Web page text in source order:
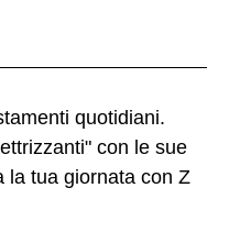
quotidiani.
con le sue
la tua giornata con Z